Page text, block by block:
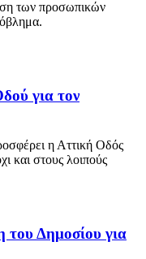
των προσωπικών
για τον
η Αττική Οδός
και στους λοιπούς
του Δημοσίου για